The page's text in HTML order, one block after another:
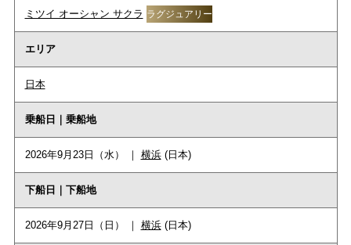
ミツイ オーシャン サクラ ラグジュアリー
エリア
日本
乗船日｜乗船地
2026年9月23日（水） ｜ 横浜(日本)
下船日｜下船地
2026年9月27日（日） ｜ 横浜(日本)